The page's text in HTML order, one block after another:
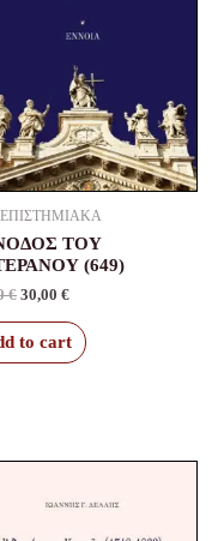
ΤΟΥ
(649)
€ 30,00 €
to cart
was:
is: